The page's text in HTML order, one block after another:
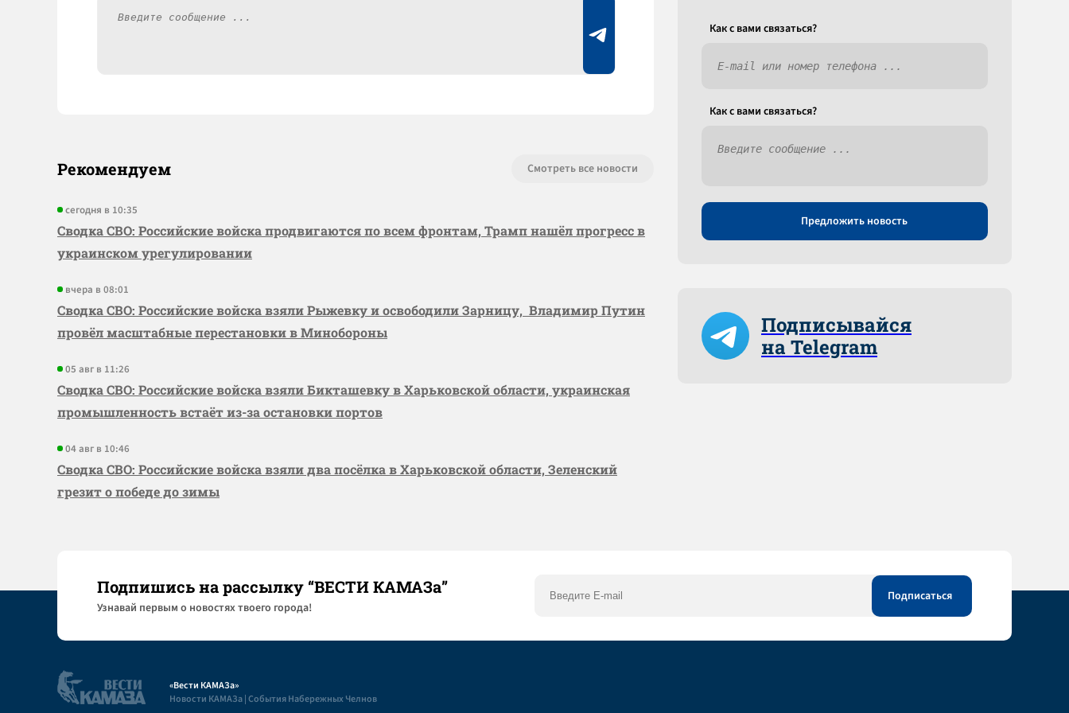
Рекомендуем Смотреть все новости
сегодня в 10:35
Сводка СВО: Российские войска продвигаются по всем фронтам, Трамп нашёл прогресс в
украинском урегулировании
вчера в 08:01
Сводка СВО: Российские войска взяли Рыжевку и освободили Зарницу, Владимир Путин
провёл масштабные перестановки в Минобороны
05 авг в 11:26
Сводка СВО: Российские войска взяли Бикташевку в Харьковской области, украинская
промышленность встаёт из-за остановки портов
04 авг в 10:46
Сводка СВО: Российские войска взяли два посёлка в Харьковской области, Зеленский
грезит о победе до зимы
Как c вами связаться?
Как c вами связаться?
Предложить новость
Подписывайся
на Telegram
Подпишись на рассылку “ВЕСТИ КАМАЗа”
Узнaвай первым о новостях твоего города!
«Вести КАМАЗа»
Новости КАМАЗа | События Набережных Челнов